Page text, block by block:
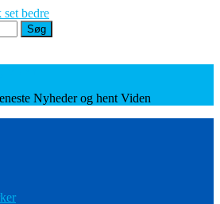
bedre
Søg
Nyheder og hent Viden